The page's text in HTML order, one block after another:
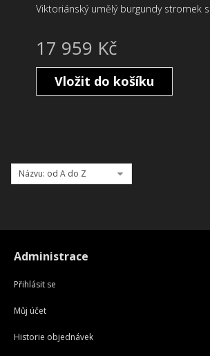
Viktoriánský umělý burgundy stromek s...
17 959 Kč
Vložit do košíku
Názvu: od A do Z
Administrace
Přihlásit se
Můj účet
Historie objednávek